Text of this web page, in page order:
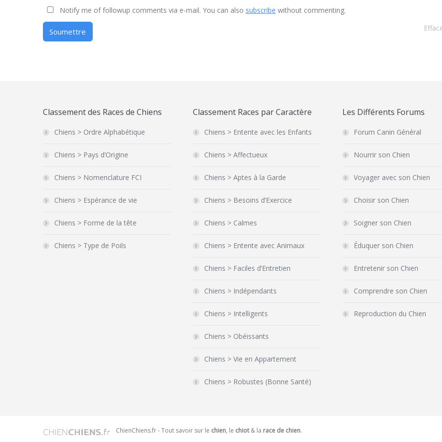
Notify me of followup comments via e-mail. You can also subscribe without commenting.
Soumettre
Classement des Races de Chiens
Chiens > Ordre Alphabétique
Chiens > Pays d’Origine
Chiens > Nomenclature FCI
Chiens > Espérance de vie
Chiens > Forme de la tête
Chiens > Type de Poils
Classement Races par Caractère
Chiens > Entente avec les Enfants
Chiens > Affectueux
Chiens > Aptes à la Garde
Chiens > Besoins d’Exercice
Chiens > Calmes
Chiens > Entente avec Animaux
Chiens > Faciles d’Entretien
Chiens > Indépendants
Chiens > Intelligents
Chiens > Obéissants
Chiens > Vie en Appartement
Chiens > Robustes (Bonne Santé)
Les Différents Forums
Forum Canin Général
Nourrir son Chien
Voyager avec son Chien
Choisir son Chien
Soigner son Chien
Éduquer son Chien
Entretenir son Chien
Comprendre son Chien
Reproduction du Chien
ChienChiens.fr - Tout savoir sur le chien, le chiot& la race de chien.